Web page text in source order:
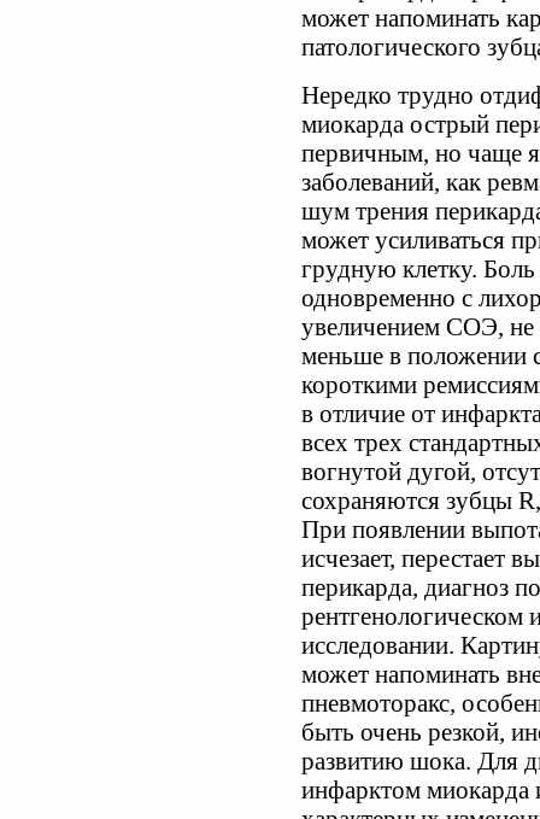
может напоминать
патологического
Нередко трудно
миокарда острый
первичным, но чаще
заболеваний, как
шум трения
может усиливаться
грудную клетку.
одновременно с
увеличением СОЭ, не
меньше в положении
короткими
в отличие от
всех трех
вогнутой дугой,
сохраняются зубцы
При появлении
исчезает, перестает
перикарда, диагноз
рентгенологическом
исследовании.
может напоминать
пневмоторакс,
быть очень резкой,
развитию шока. Для
инфарктом миокарда